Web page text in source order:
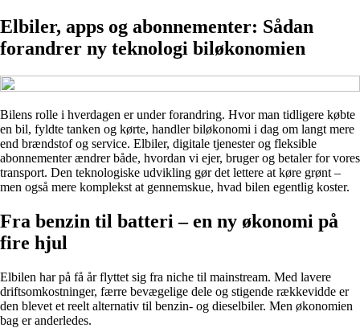
Elbiler, apps og abonnementer: Sådan
forandrer ny teknologi biløkonomien
Bilens rolle i hverdagen er under forandring. Hvor man tidligere købte
en bil, fyldte tanken og kørte, handler biløkonomi i dag om langt mere
end brændstof og service. Elbiler, digitale tjenester og fleksible
abonnementer ændrer både, hvordan vi ejer, bruger og betaler for vores
transport. Den teknologiske udvikling gør det lettere at køre grønt –
men også mere komplekst at gennemskue, hvad bilen egentlig koster.
Fra benzin til batteri – en ny økonomi på
fire hjul
Elbilen har på få år flyttet sig fra niche til mainstream. Med lavere
driftsomkostninger, færre bevægelige dele og stigende rækkevidde er
den blevet et reelt alternativ til benzin- og dieselbiler. Men økonomien
bag er anderledes.